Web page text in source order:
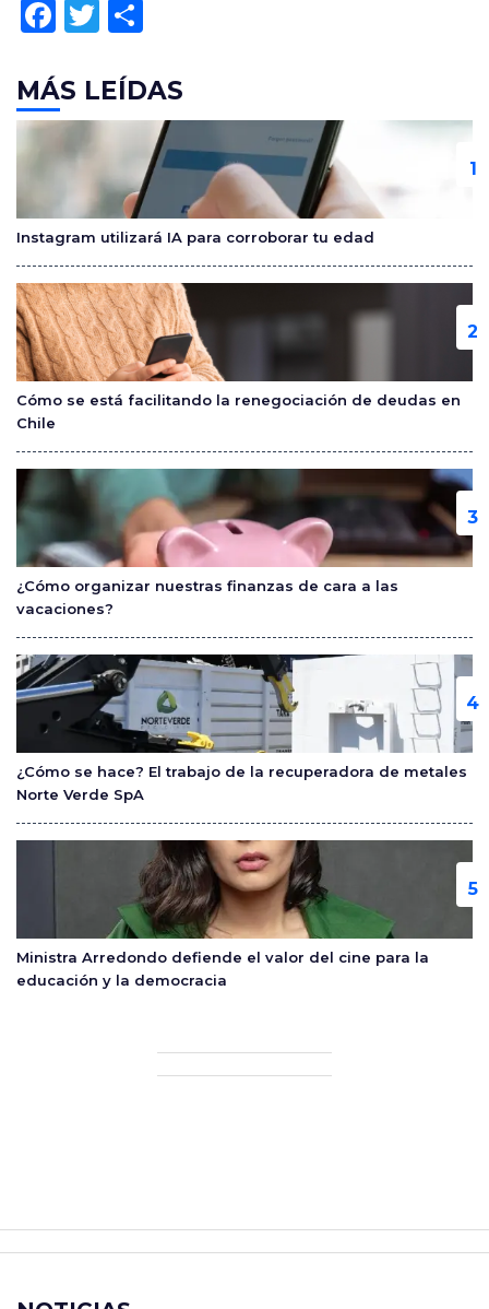
F
c
e
b
o
o
k
T
itt
er
m
p
ar
tir
MÁS LEÍDAS
Instagram utilizará IA para corroborar tu edad
Cómo se está facilitando la renegociación de deudas en
Chile
¿Cómo organizar nuestras finanzas de cara a las
vacaciones?
¿Cómo se hace? El trabajo de la recuperadora de metales
Norte Verde SpA
Ministra Arredondo defiende el valor del cine para la
educación y la democracia